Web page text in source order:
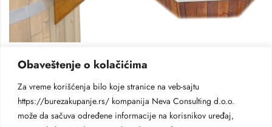
Obaveštenje o kolačićima
Za vreme korišćenja bilo koje stranice na veb-sajtu
https://burezakupanje.rs/ kompanija Neva Consulting d.o.o.
može da sačuva određene informacije na korisnikov uređaj,
Polica
80€
Za kade od stakloplastike
750 €